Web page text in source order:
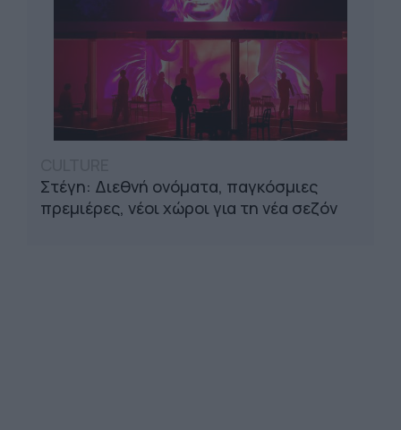
Στέγη: Διεθνή ονόματα, παγκόσμιες
πρεμιέρες, νέοι χώροι για τη νέα σεζόν